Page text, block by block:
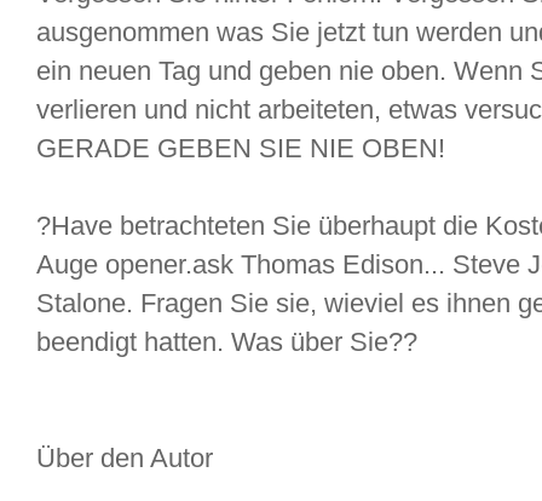
ausgenommen was Sie jetzt tun werden
ein neuen Tag und geben nie oben. Wenn
verlieren und nicht arbeiteten, etwas
GERADE GEBEN SIE NIE OBEN!
?Have betrachteten Sie überhaupt die
Auge opener.ask Thomas Edison... Steve
Stalone. Fragen Sie sie, wieviel es ihnen
beendigt hatten. Was über Sie??
Über den Autor